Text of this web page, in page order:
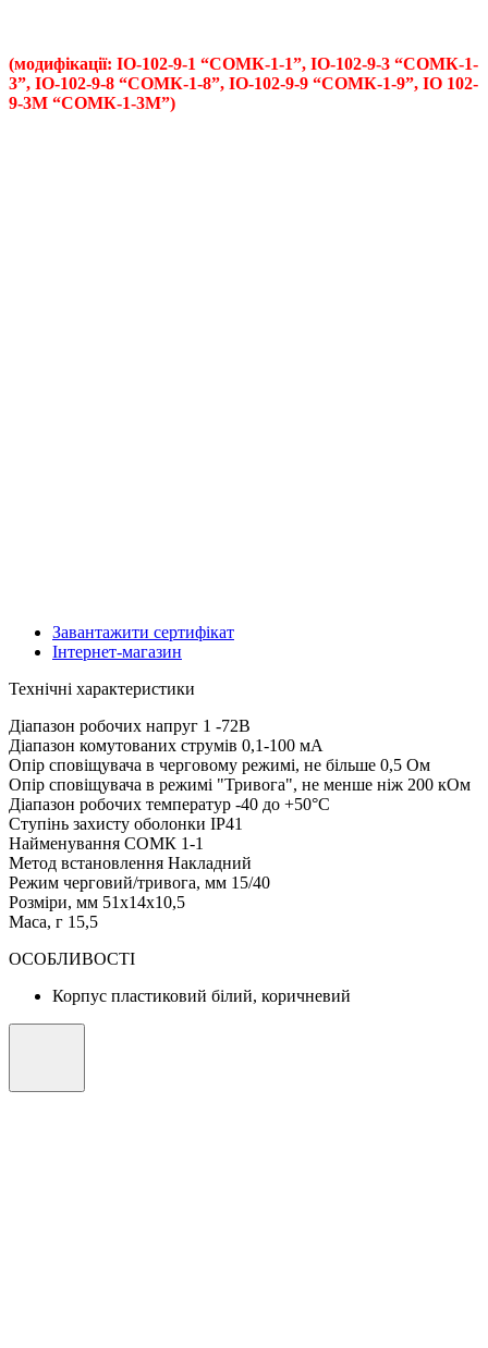
(модифікації: ІО-102-9-1 “СОМК-1-1”, ІО-102-9-3 “СОМК-1-
3”, ІО-102-9-8 “СОМК-1-8”, ІО-102-9-9 “СОМК-1-9”, ІО 102-
9-3М “СОМК-1-3М”)
Завантажити сертифікат
Інтернет-магазин
Технічні характеристики
Діапазон робочих напруг 1 -72В
Діапазон комутованих струмів 0,1-100 мА
Опір сповіщувача в черговому режимі, не більше 0,5 Ом
Опір сповіщувача в режимі "Тривога", не менше ніж 200 кОм
Діапазон робочих температур -40 до +50°С
Ступінь захисту оболонки ІР41
Найменування СОМК 1-1
Метод встановлення Накладний
Режим черговий/тривога, мм 15/40
Розміри, мм 51x14x10,5
Маса, г 15,5
ОСОБЛИВОСТІ
Корпус пластиковий білий, коричневий